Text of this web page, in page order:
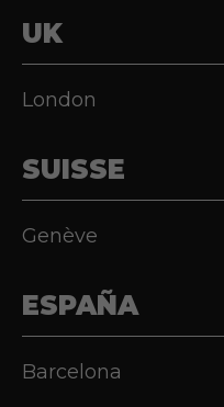
UK
London
SUISSE
Genève
ESPAÑA
Barcelona